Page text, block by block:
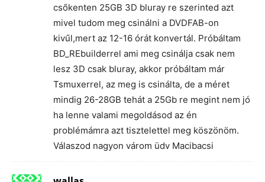
csőkenten 25GB 3D bluray re szerinted azt
mivel tudom meg csinálni a DVDFAB-on
kivűl,mert az 12-16 órát konvertál. Próbáltam
BD_REbuilderrel ami meg csinálja csak nem
lesz 3D csak bluray, akkor próbáltam már
Tsmuxerrel, az meg is csinálta, de a méret
mindig 26-28GB tehát a 25Gb re megint nem jó
ha lenne valami megoldásod az én
problémámra azt tisztelettel meg köszönöm.
Válaszod nagyon várom üdv Macibacsi